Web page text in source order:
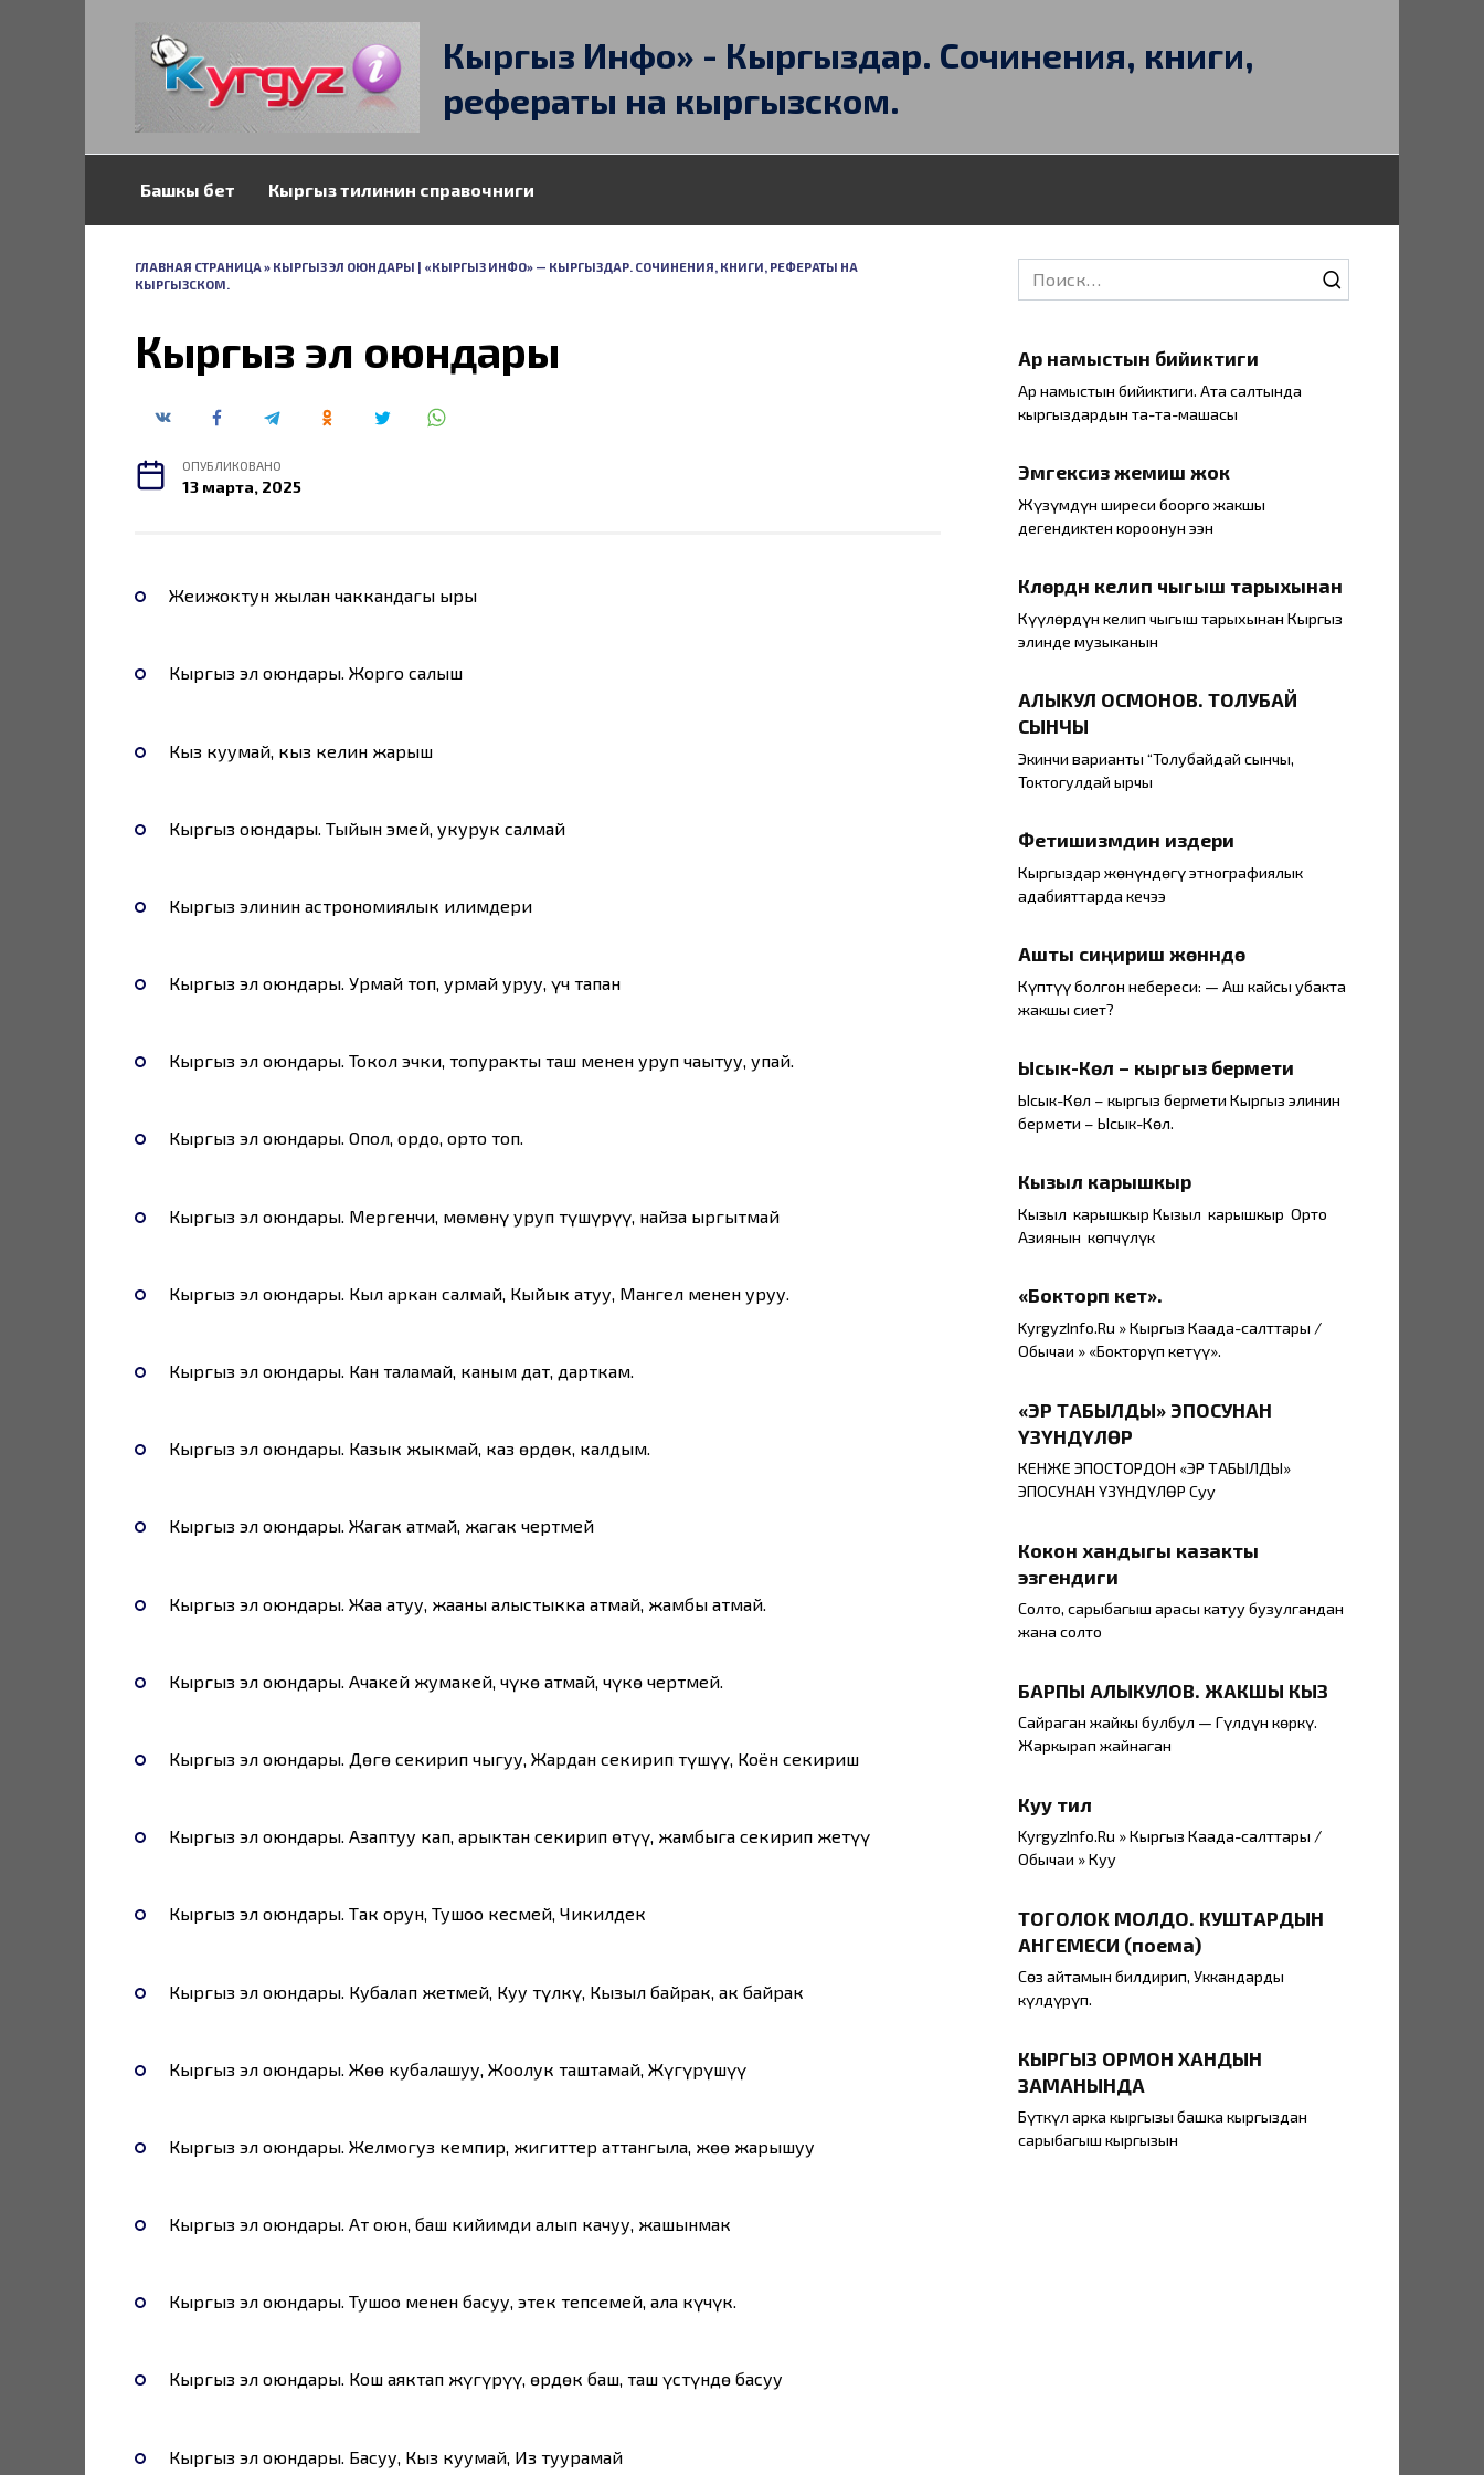
Кыргыз Инфо» - Кыргыздар. Сочинения, книги,
рефераты на кыргызском.
Башкы бет Кыргыз тилинин справочниги
ГЛАВНАЯ СТРАНИЦА» КЫРГЫЗ ЭЛ ОЮНДАРЫ | «КЫРГЫЗ ИНФО» — КЫРГЫЗДАР. СОЧИНЕНИЯ, КНИГИ, РЕФЕРАТЫ НА
КЫРГЫЗСКОМ.
Кыргыз эл оюндары
ОПУБЛИКОВАНО
13 марта, 2025
Жеңижоктун жылан чаккандагы ыры
Кыргыз эл оюндары. Жорго салыш
Кыз куумай, кыз келин жарыш
Кыргыз оюндары. Тыйын эңмей, укурук салмай
Кыргыз элинин астрономиялык илимдери
Кыргыз эл оюндары. Урмай топ, урмай уруу, үч тапан
Кыргыз эл оюндары. Токол эчки, топуракты таш менен уруп чаңытуу, упай.
Кыргыз эл оюндары. Опол, ордо, орто топ.
Кыргыз эл оюндары. Мергенчи, мөмөнү уруп түшүрүү, найза ыргытмай
Кыргыз эл оюндары. Кыл аркан салмай, Кыйык атуу, Мангел менен уруу.
Кыргыз эл оюндары. Кан таламай, каным дат, дарткам.
Кыргыз эл оюндары. Казык жыкмай, каз өрдөк, калдым.
Кыргыз эл оюндары. Жаңгак атмай, жаңгак чертмей
Кыргыз эл оюндары. Жаа атуу, жааны алыстыкка атмай, жамбы атмай.
Кыргыз эл оюндары. Ачакей жумакей, чүкө атмай, чүкө чертмей.
Кыргыз эл оюндары. Дөңгө секирип чыгуу, Жардан секирип түшүү, Коён секириш
Кыргыз эл оюндары. Азаптуу кап, арыктан секирип өтүү, жамбыга секирип жетүү
Кыргыз эл оюндары. Так орун, Тушоо кесмей, Чикилдек
Кыргыз эл оюндары. Кубалап жетмей, Куу түлкү, Кызыл байрак, ак байрак
Кыргыз эл оюндары. Жөө кубалашуу, Жоолук таштамай, Жүгүрүшүү
Кыргыз эл оюндары. Желмогуз кемпир, жигиттер аттангыла, жөө жарышуу
Кыргыз эл оюндары. Ат оюн, баш кийимди алып качуу, жашынмак
Кыргыз эл оюндары. Тушоо менен басуу, этек тепсемей, ала күчүк.
Кыргыз эл оюндары. Кош аяктап жүгүрүү, өрдөк баш, таш үстүндө басуу
Кыргыз эл оюндары. Басуу, Кыз куумай, Из туурамай
Search
for:
Ар намыстын бийиктиги
Ар намыстын бийиктиги. Ата салтында
кыргыздардын таң-та-машасы
Эмгексиз жемиш жок
Жүзүмдүн ширеси боорго жакшы
дегендиктен короонун ээн
Күүлөрдүн келип чыгыш тарыхынан
Күүлөрдүн келип чыгыш тарыхынан Кыргыз
элинде музыканын
АЛЫКУЛ ОСМОНОВ. ТОЛУБАЙ
СЫНЧЫ
Экинчи варианты “Толубайдай сынчы,
Токтогулдай ырчы
Фетишизмдин издери
Кыргыздар жөнүндөгү этнографиялык
адабияттарда кечээ
Ашты сиңириш жөнүндө
Күптүү болгон небереси: — Аш кайсы убакта
жакшы сиңет?
Ысык-Көл – кыргыз бермети
Ысык-Көл – кыргыз бермети Кыргыз элинин
бермети – Ысык-Көл.
Кызыл карышкыр
Кызыл карышкыр Кызыл карышкыр Орто
Азиянын көпчүлүк
«Бокторүп кетүү».
KyrgyzInfo.Ru » Кыргыз Каада-салттары /
Обычаи » «Бокторүп кетүү».
«ЭР ТАБЫЛДЫ» ЭПОСУНАН
ҮЗҮНДҮЛӨР
КЕНЖЕ ЭПОСТОРДОН «ЭР ТАБЫЛДЫ»
ЭПОСУНАН ҮЗҮНДҮЛӨР Суу
Кокон хандыгы казакты
эзгендиги
Солто, сарыбагыш арасы катуу бузулгандан
жана солто
БАРПЫ АЛЫКУЛОВ. ЖАКШЫ КЫЗ
Сайраган жайкы булбул — Гүлдүн көркү.
Жаркырап жайнаган
Куу тил
KyrgyzInfo.Ru » Кыргыз Каада-салттары /
Обычаи » Куу
ТОГОЛОК МОЛДО. КУШТАРДЫН
АНГЕМЕСИ (поема)
Сөз айтамын билдирип, Уккандарды
күлдүрүп.
КЫРГЫЗ ОРМОН ХАНДЫН
ЗАМАНЫНДА
Бүткүл арка кыргызы башка кыргыздан
сарыбагыш кыргызын